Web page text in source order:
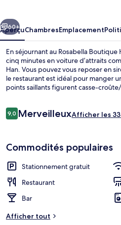
Suivant
60+
AperçuChambresEmplacement
En séjournant au Rosabella
cinq minutes en voiture d’attraits
Han. Vous pouvez vous reposer en
le restaurant est idéal pour manger
points saillants figurent casse-
Avis
9,09,0 sur 10 –
MerveilleuxAfficher les 33
Commodités populaires
Stationnement gratuit
Restaurant
Bar
Afficher tout